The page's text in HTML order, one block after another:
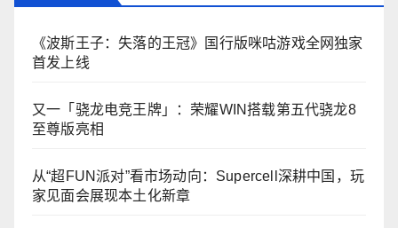
《波斯王子：失落的王冠》国行版咪咕游戏全网独家
首发上线
又一「骁龙电竞王牌」：荣耀WIN搭载第五代骁龙8
至尊版亮相
从“超FUN派对”看市场动向：Supercell深耕中国，玩
家见面会展现本土化新章